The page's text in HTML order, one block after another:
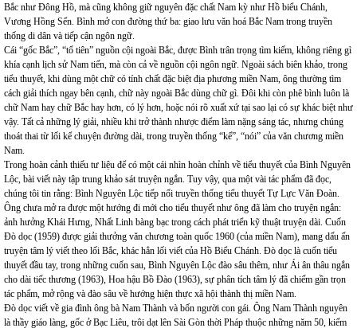
Bắc như Đông Hồ, mà cũng không giữ nguyên đặc chất Nam kỳ như Hồ biểu Chánh,
Vương Hồng Sển. Bình mở con đường thứ ba: giao lưu văn hoá Bắc Nam trong truyền
thống di dân và tiếp cận ngôn ngữ.
Cái “gốc Bắc”, “tổ tiên” nguồn cội ngoài Bắc, được Bình trân trọng tìm kiếm, không riêng gì
khía cạnh lịch sử Nam tiến, mà còn cả về nguồn cội ngôn ngữ. Ngoài sách biên khảo, trong
tiểu thuyết, khi dùng một chữ có tính chất đặc biệt địa phương miền Nam, ông thường tìm
cách giải thích ngay bên cạnh, chữ này ngoài Bắc dùng chữ gì. Đôi khi còn phê bình luôn là
chữ Nam hay chữ Bắc hay hơn, có lý hơn, hoặc nói rõ xuất xứ tại sao lại có sự khác biệt như
vậy. Tất cả những lý giải, nhiều khi trở thành nhược điểm làm nặng sáng tác, nhưng chúng
thoát thai từ lối kể chuyện đường dài, trong truyền thống “kể”, “nói” của văn chương miền
Nam.
Trong hoàn cảnh thiếu tư liệu để có một cái nhìn hoàn chỉnh về tiểu thuyết của Bình Nguyên
Lộc, bài viết này tập trung khảo sát truyện ngắn. Tuy vậy, qua một vài tác phẩm đã đọc,
chúng tôi tin rằng: Bình Nguyên Lộc tiếp nối truyền thống tiểu thuyết Tự Lực Văn Đoàn.
Ông chưa mở ra được một hướng đi mới cho tiểu thuyết như ông đã làm cho truyện ngắn:
ảnh hưởng Khái Hưng, Nhất Linh bàng bạc trong cách phát triển kỹ thuật truyện dài. Cuốn
Đò dọc (1959) được giải thưởng văn chương toàn quốc 1960 (của miền Nam), mang dấu ấn
truyện tâm lý viết theo lối Bắc, khác hẳn lối viết của Hồ Biểu Chánh. Đò dọc là cuốn tiểu
thuyết đầu tay, trong những cuốn sau, Bình Nguyên Lộc đào sâu thêm, như Ái ân thâu ngắn
cho dài tiếc thương (1963), Hoa hậu Bồ Đào (1963), sự phân tích tâm lý đã chiếm gần trọn
tác phẩm, mở rộng và đào sâu về hướng hiện thực xã hội thành thị miền Nam.
Đò dọc viết về gia đình ông bà Nam Thành và bốn người con gái. Ông Nam Thành nguyên
là thầy giáo làng, gốc ở Bạc Liêu, trôi dạt lên Sài Gòn thời Pháp thuộc những năm 50, kiếm